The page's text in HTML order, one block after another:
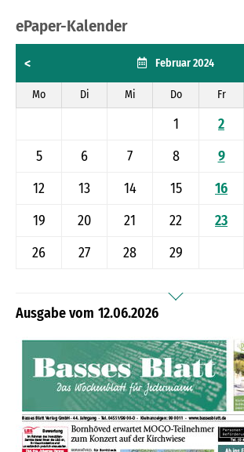
ePaper-Kalender
< Februar 2024
Mo Di Mi Do Fr
1 2
5
6 7 8 9
12
13 14 15 16
19
20 21 22 23
26
27 28 29
12.06.2026